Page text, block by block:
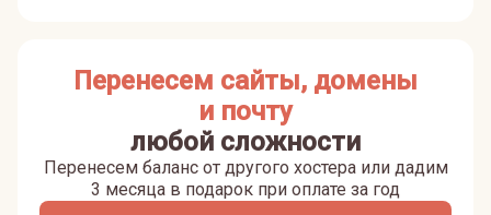
Перенесем сайты, домены
и почту
любой сложности
Перенесем баланс от другого хостера или дадим
3 месяца в подарок при оплате за год